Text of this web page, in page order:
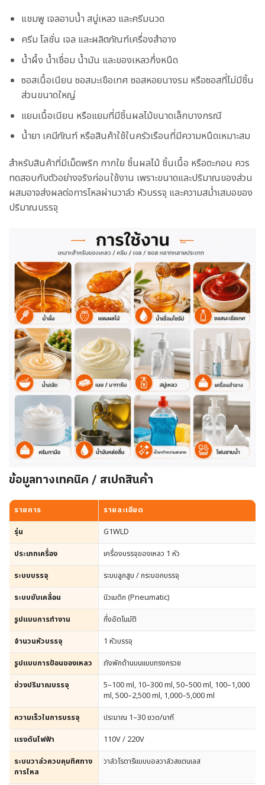
แชมพู เจลอาบน้ำ สบู่เหลว และครีมนวด
ครีม โลชั่น เจล และผลิตภัณฑ์เครื่องสำอาง
น้ำผึ้ง น้ำเชื่อม น้ำมัน และของเหลวกึ่งหนืด
ซอสเนื้อเนียน ซอสมะเขือเทศ ซอสหอยนางรม หรือซอสที่ไม่มีชิ้น
ส่วนขนาดใหญ่
แยมเนื้อเนียน หรือแยมที่มีชิ้นผลไม้ขนาดเล็กบางกรณี
น้ำยา เคมีภัณฑ์ หรือสินค้าใช้ในครัวเรือนที่มีความหนืดเหมาะสม
สำหรับสินค้าที่มีเม็ดพริก กากใย ชิ้นผลไม้ ชิ้นเนื้อ หรือตะกอน ควร
ทดสอบกับตัวอย่างจริงก่อนใช้งาน เพราะขนาดและปริมาณของส่วน
ผสมอาจส่งผลต่อการไหลผ่านวาล์ว หัวบรรจุ และความสม่ำเสมอของ
ปริมาณบรรจุ
ข้อมูลทางเทคนิค / สเปกสินค้า
รายการ
รายละเอียด
รุ่น
G1WLD
ประเภทเครื่อง
เครื่องบรรจุของเหลว 1 หัว
ระบบบรรจุ
ระบบลูกสูบ / กระบอกบรรจุ
ระบบขับเคลื่อน
นิวเมติก (Pneumatic)
รูปแบบการทำงาน
กึ่งอัตโนมัติ
จำนวนหัวบรรจุ
1 หัวบรรจุ
รูปแบบการป้อนของเหลว
ถังพักด้านบนแบบทรงกรวย
ช่วงปริมาณบรรจุ
5–100 ml, 10–300 ml, 50–500 ml, 100–1,000
ml, 500–2,500 ml, 1,000–5,000 ml
ความเร็วในการบรรจุ
ประมาณ 1–30 ขวด/นาที
แรงดันไฟฟ้า
110V / 220V
ระบบวาล์วควบคุมทิศทาง
การไหล
วาล์วโรตารีแบบบอลวาล์วสแตนเลส